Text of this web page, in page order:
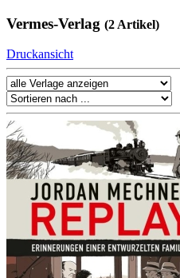
Vermes-Verlag (2 Artikel)
Druckansicht